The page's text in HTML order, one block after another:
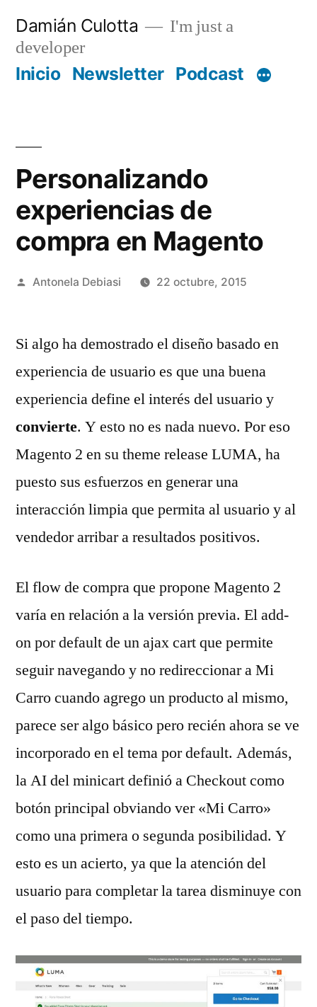
contenido
Damián Culotta
I'm just a
developer
Inicio Newsletter Podcast
Personalizando
experiencias de
compra en Magento
Publicado
Antonela Debiasi 22 octubre, 2015
Si algo ha demostrado el diseño basado en
experiencia de usuario es que una buena
experiencia define el interés del usuario y
convierte. Y esto no es nada nuevo. Por eso
Magento 2 en su theme release LUMA, ha
puesto sus esfuerzos en generar una
interacción limpia que permita al usuario y al
vendedor arribar a resultados positivos.
El flow de compra que propone Magento 2
varía en relación a la versión previa. El add-
on por default de un ajax cart que permite
seguir navegando y no redireccionar a Mi
Carro cuando agrego un producto al mismo,
parece ser algo básico pero recién ahora se ve
incorporado en el tema por default. Además,
la AI del minicart definió a Checkout como
botón principal obviando ver «Mi Carro»
como una primera o segunda posibilidad. Y
esto es un acierto, ya que la atención del
usuario para completar la tarea disminuye con
el paso del tiempo.